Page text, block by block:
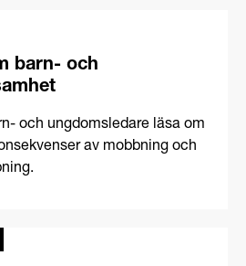
barn- och
och ungdomsledare läsa om
av mobbning och